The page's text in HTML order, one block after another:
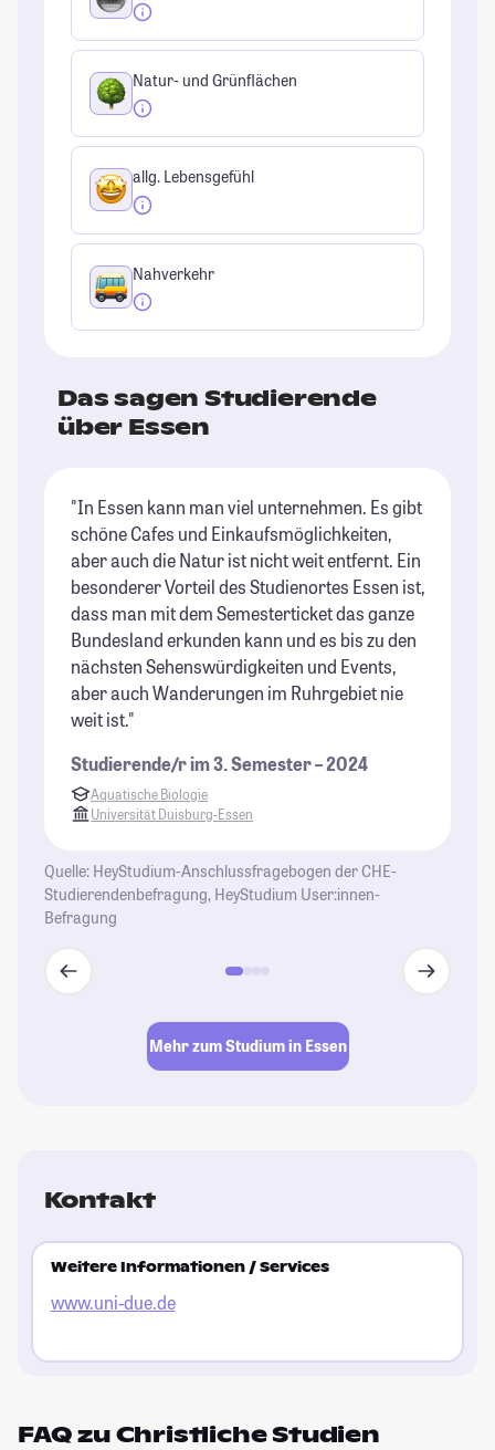
Natur- und Grünflächen
allg. Lebensgefühl
Nahverkehr
Das sagen Studierende
über Essen
"In Essen kann man viel unternehmen. Es gibt
schöne Cafes und Einkaufsmöglichkeiten,
aber auch die Natur ist nicht weit entfernt. Ein
besonderer Vorteil des Studienortes Essen ist,
dass man mit dem Semesterticket das ganze
Bundesland erkunden kann und es bis zu den
nächsten Sehenswürdigkeiten und Events,
aber auch Wanderungen im Ruhrgebiet nie
weit ist."
Studierende/r im 3. Semester – 2024
Aquatische Biologie
Universität Duisburg-Essen
Quelle: HeyStudium-Anschlussfragebogen der CHE-
Studierendenbefragung, HeyStudium User:innen-
Befragung
Mehr zum Studium in Essen
Kontakt
Weitere Informationen / Services
www.uni-due.de
FAQ zu Christliche Studien